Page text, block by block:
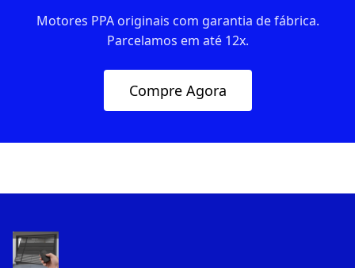
Motores PPA originais com garantia de fábrica.
Parcelamos em até 12x.
Compre Agora